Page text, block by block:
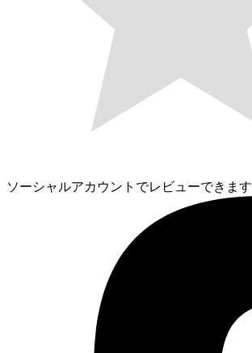
ソーシャルアカウントでレビューできます